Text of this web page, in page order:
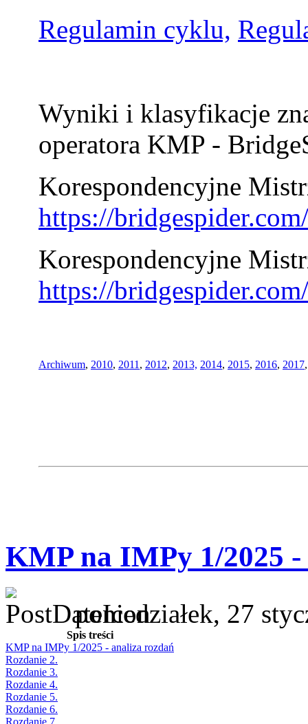
Regulamin cyklu,
Wyniki i klasyfikacje
operatora KMP -
Korespondencyjne
https://
Korespondencyjne
https://
Archiwum, 2010, 2011 , 2012, 2013, 2014, 2015, 2016, 2017
KMP na IMPy 1/2025
poniedziałek, 27
Spis treści
KMP na IMPy 1/2025 - analiza rozdań
Rozdanie 2.
Rozdanie 3.
Rozdanie 4.
Rozdanie 5.
Rozdanie 6.
Rozdanie 7.